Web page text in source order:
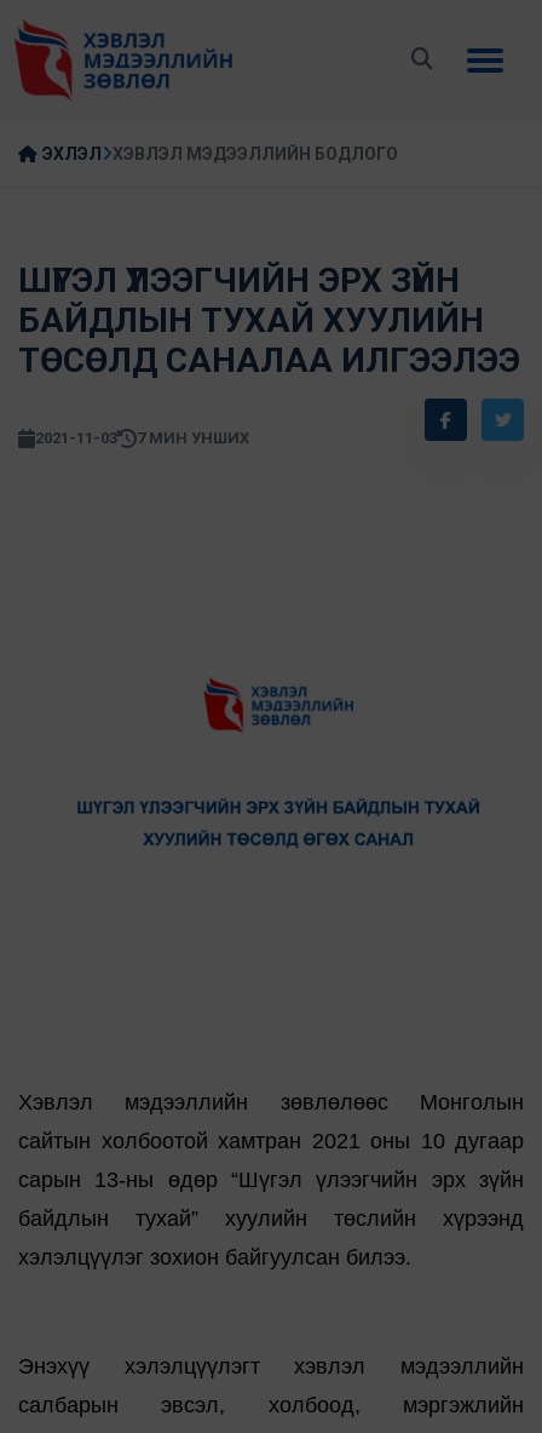
ЭХЛЭЛ ХЭВЛЭЛ МЭДЭЭЛЛИЙН БОДЛОГО
ШҮГЭЛ ҮЛЭЭГЧИЙН ЭРХ ЗҮЙН
БАЙДЛЫН ТУХАЙ ХУУЛИЙН
ТӨСӨЛД САНАЛАА ИЛГЭЭЛЭЭ
2021-11-03 7 МИН УНШИХ
Хэвлэл мэдээллийн зөвлөлөөс Монголын
сайтын холбоотой хамтран 2021 оны 10 дугаар
сарын 13-ны өдөр “Шүгэл үлээгчийн эрх зүйн
байдлын тухай” хуулийн төслийн хүрээнд
хэлэлцүүлэг зохион байгуулсан билээ.
Энэхүү хэлэлцүүлэгт хэвлэл мэдээллийн
салбарын эвсэл, холбоод, мэргэжлийн